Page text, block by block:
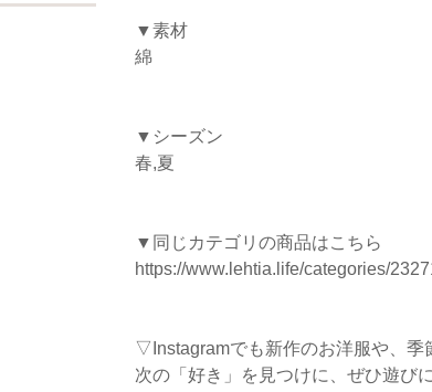
▼素材
綿
▼シーズン
春,夏
▼同じカテゴリの商品はこちら
https://www.lehtia.life/categories/
▽Instagramでも新作のお洋服や、季
次の「好き」を見つけに、ぜひ遊び